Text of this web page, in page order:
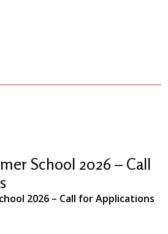
School 2026 – Call
2026 – Call for Applications